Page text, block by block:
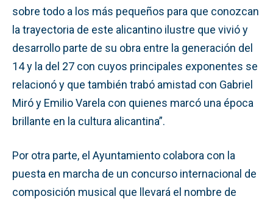
sobre todo a los más pequeños para que conozcan
la trayectoria de este alicantino ilustre que vivió y
desarrollo parte de su obra entre la generación del
14 y la del 27 con cuyos principales exponentes se
relacionó y que también trabó amistad con Gabriel
Miró y Emilio Varela con quienes marcó una época
brillante en la cultura alicantina”.
Por otra parte, el Ayuntamiento colabora con la
puesta en marcha de un concurso internacional de
composición musical que llevará el nombre de